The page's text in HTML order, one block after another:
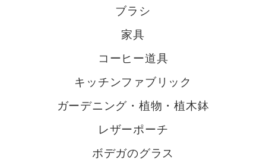
ブラシ
家具
コーヒー道具
キッチンファブリック
ガーデニング・植物・植木鉢
レザーポーチ
ボデガのグラス